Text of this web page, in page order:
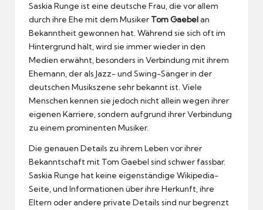
Saskia Runge ist eine deutsche Frau, die vor allem
durch ihre Ehe mit dem Musiker Tom Gaebelan
Bekanntheit gewonnen hat. Während sie sich oft im
Hintergrund hält, wird sie immer wieder in den
Medien erwähnt, besonders in Verbindung mit ihrem
Ehemann, der als Jazz- und Swing-Sänger in der
deutschen Musikszene sehr bekannt ist. Viele
Menschen kennen sie jedoch nicht allein wegen ihrer
eigenen Karriere, sondern aufgrund ihrer Verbindung
zu einem prominenten Musiker.
Die genauen Details zu ihrem Leben vor ihrer
Bekanntschaft mit Tom Gaebel sind schwer fassbar.
Saskia Runge hat keine eigenständige Wikipedia-
Seite, und Informationen über ihre Herkunft, ihre
Eltern oder andere private Details sind nur begrenzt